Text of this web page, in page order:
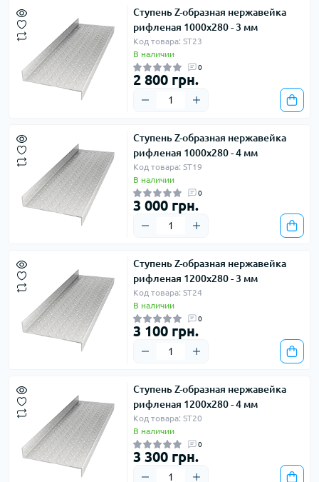
Ступень Z-образная нержавейка
рифленая 1000х280 - 3 мм
Код товара: ST23
В наличии
0
2 800 грн.
Ступень Z-образная нержавейка
рифленая 1000х280 - 4 мм
Код товара: ST19
В наличии
0
3 000 грн.
Ступень Z-образная нержавейка
рифленая 1200х280 - 3 мм
Код товара: ST24
В наличии
0
3 100 грн.
Ступень Z-образная нержавейка
рифленая 1200х280 - 4 мм
Код товара: ST20
В наличии
0
3 300 грн.